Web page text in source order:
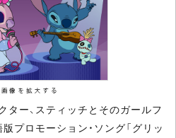
ー、スティッチとそのガールフ
プロモーション・ソング「グリッ